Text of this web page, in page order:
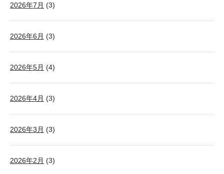
2026年7月 (3)
2026年6月 (3)
2026年5月 (4)
2026年4月 (3)
2026年3月 (3)
2026年2月 (3)